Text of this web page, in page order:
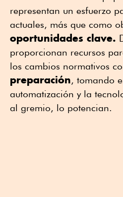
representan un esfuerzo
actuales, más que como
oportunidades clave.
proporcionan recursos
los cambios normativos
preparación, tomando
automatización y la
al gremio, lo potencian.